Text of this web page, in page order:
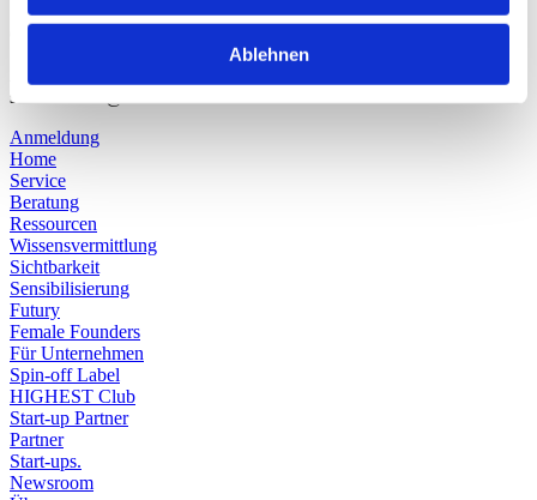
Ablehnen
Session am 10.03.2026 und erfahre, wie EXIST Women dein
Gründungspotenzial entfalten kann!
simone.luehl@tu-darmstadt.de
Anmeldung
Home
Service
Beratung
Ressourcen
Wissensvermittlung
Sichtbarkeit
Sensibilisierung
Futury
Female Founders
Für Unternehmen
Spin-off Label
HIGHEST Club
Start-up Partner
Partner
Start-ups.
Newsroom